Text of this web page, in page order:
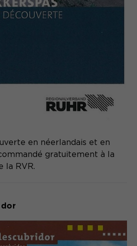
en néerlandais et en
gratuitement à la
la RVR.